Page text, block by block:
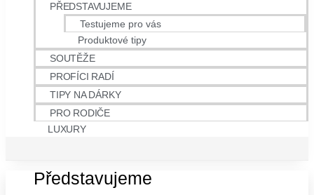
PŘEDSTAVUJEME
Testujeme pro vás
Produktové tipy
SOUTĚŽE
PROFÍCI RADÍ
TIPY NA DÁRKY
PRO RODIČE
LUXURY
Představujeme